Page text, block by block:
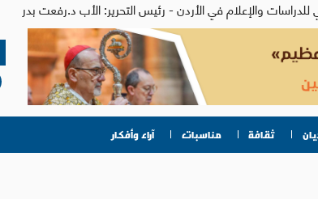
ثقافة مناسبات آراء وأفكار